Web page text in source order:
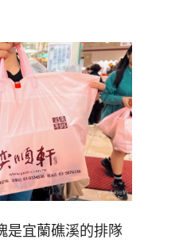
是宜蘭礁溪的排隊